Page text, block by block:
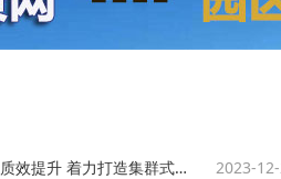
以亩均效益提升推动产业质效提升 着力打造集群式健康食品产业园
2023-